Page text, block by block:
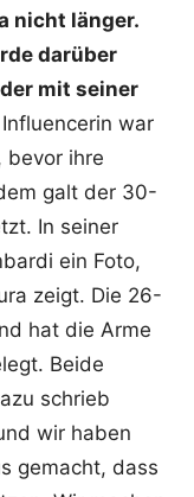
nicht länger.
darüber
mit seiner
war
bevor ihre
galt der 30-
In seiner
ein Foto,
zeigt. Die 26-
hat die Arme
Beide
schrieb
wir haben
gemacht, dass